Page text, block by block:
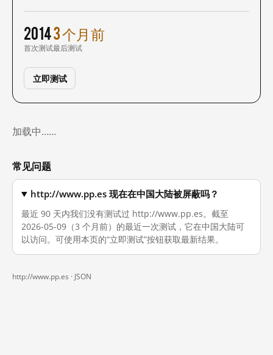
2014
首次测试
3 个月前
最后测试
立即测试
加载中……
常见问题
http://www.pp.es 现在在中国大陆被屏蔽吗？
最近 90 天内我们没有测试过 http://www.pp.es。截至
2026-05-09（3 个月前）的最近一次测试，它在中国大陆可
以访问。可使用本页的“立即测试”按钮获取最新结果。
http://www.pp.es · JSON